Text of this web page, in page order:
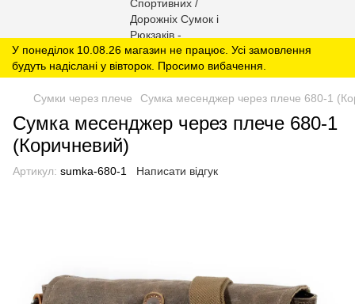
У понеділок 10.08.26 магазин не працює. Усі замовлення
будуть надіслані у вівторок. Просимо вибачення.
Сумки через плече Сумка месенджер через плече 680-1
Сумка месенджер через плече 680-1
(Коричневий)
Артикул: sumka-680-1 Написати відгук